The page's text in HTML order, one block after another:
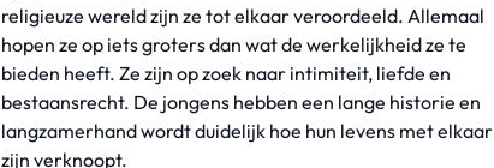
religieuze wereld zijn ze tot elkaar veroordeeld. Allemaal
hopen ze op iets groters dan wat de werkelijkheid ze te
bieden heeft. Ze zijn op zoek naar intimiteit, liefde en
bestaansrecht. De jongens hebben een lange historie en
langzamerhand wordt duidelijk hoe hun levens met elkaar
zijn verknoopt.